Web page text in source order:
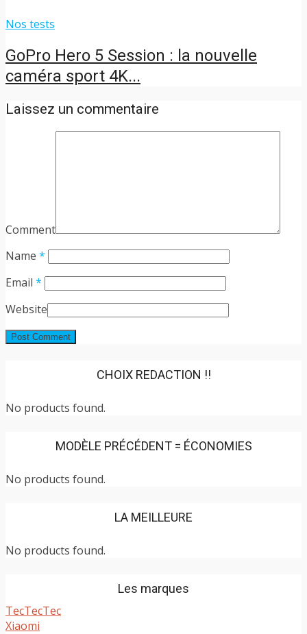
Nos tests
GoPro Hero 5 Session : la nouvelle
caméra sport 4K...
Laissez un commentaire
Comment
Name *
Email *
Website
CHOIX REDACTION !!
No products found.
MODÈLE PRÉCÉDENT = ÉCONOMIES
No products found.
LA MEILLEURE
No products found.
Les marques
TecTecTec
Xiaomi